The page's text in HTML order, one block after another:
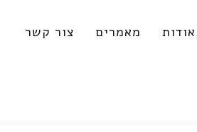
אודות מאמרים צור קשר